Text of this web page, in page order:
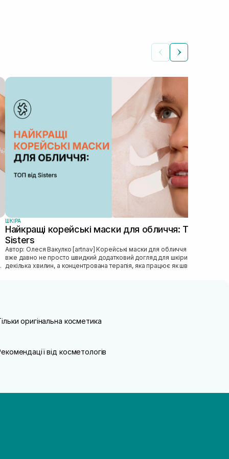
ШКIРА
Найкращі корейські маски для обличчя: ТОП від
Sisters
Автор: Олеся Вакулко [artnav] Корейськi маски для обличчя — це
вже давно не просто швидкий додатковий догляд для шкiри на
декiлька хвилин, а концентрована терапiя, яка працює як швидка
оригінальна косметика
від косметологів